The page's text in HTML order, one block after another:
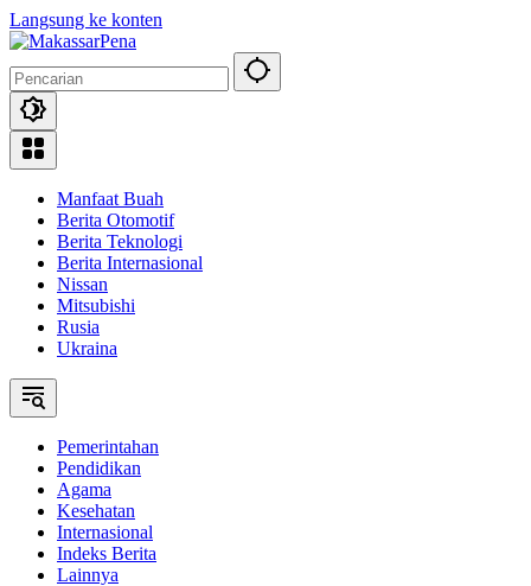
Langsung ke konten
Manfaat Buah
Berita Otomotif
Berita Teknologi
Berita Internasional
Nissan
Mitsubishi
Rusia
Ukraina
Pemerintahan
Pendidikan
Agama
Kesehatan
Internasional
Indeks Berita
Lainnya